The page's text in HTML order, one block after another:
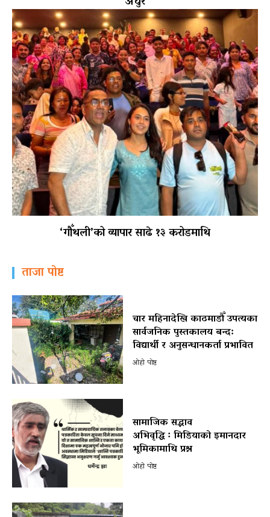
‘गौँथली’को व्यापार साढे १३ करोडमाथि
ताजा पोष्ट
चार महिनादेखि काठमाडौँ उपत्यका
सार्वजनिक पुस्तकालय बन्द:
विद्यार्थी र अनुसन्धानकर्ता प्रभावित
ओहो पोष्ट
सामाजिक सद्भाव
अभिवृद्धि ः मिडियाको इमानदार
भूमिकामाथि प्रश्न
ओहो पोष्ट